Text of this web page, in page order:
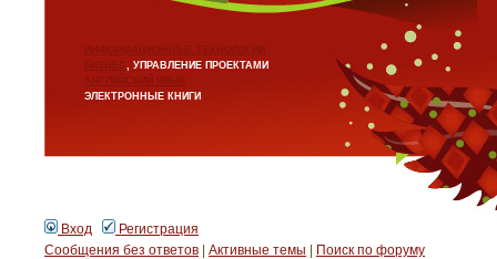
ИНФОРМАЦИОННЫЕ ТЕХНОЛОГИИ
БИЗНЕС, УПРАВЛЕНИЕ ПРОЕКТАМИ
АНГЛИЙСКИЙ ЯЗЫК
ЭЛЕКТРОННЫЕ КНИГИ
Вход
Регистрация
Сообщения без ответов
Активные темы Поиск по форуму